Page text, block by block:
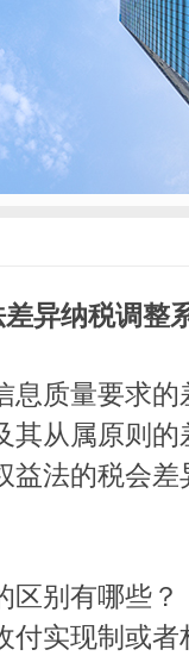
异纳税调整
息质量要求的
其从属原则
益法的税会差
区别有哪些？
付实现制或